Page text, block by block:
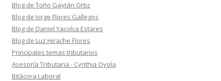
Blog de Toño Gaytán Ortiz
Blog de Jorge Flores Gallegos
Blog de Daniel Yacolca Estares
Blog de Luz Hirache Flores
Principales temas tributarios
Asesoría Tributaria - Cynthia Oyola
Bitácora Laboral